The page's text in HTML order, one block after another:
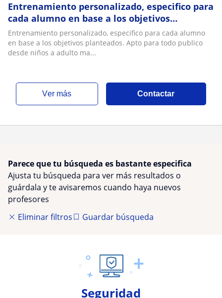
Entrenamiento personalizado, especifico para
cada alumno en base a los objetivos
planteados. Apto para todo publico desde
niños a adulto mayor, personas con
patologias, o capacidades diferenciadas.
Entrenamiento personalizado, especifico para cada alumno
en base a los objetivos planteados. Apto para todo publico
desde niños a adulto ma...
ver más Contactar
Parece que tu búsqueda es bastante especifica
Ajusta tu búsqueda para ver más resultados o
guárdala y te avisaremos cuando haya nuevos
profesores
Eliminar filtros
Guardar búsqueda
Seguridad